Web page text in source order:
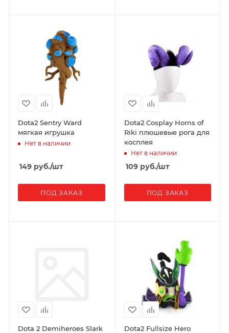
Dota2 Sentry Ward
мягкая игрушка
Нет в наличии
149 руб./шт
ПОД ЗАКАЗ
Dota2 Cosplay Horns of
Riki плюшевые рога для
косплея
Нет в наличии
109руб./шт
ПОД ЗАКАЗ
Dota 2 Demiheroes Slark
Dota2 Fullsize Hero